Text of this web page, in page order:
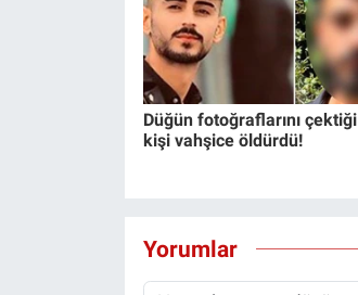
Düğün fotoğraflarını çektiği
kişi vahşice öldürdü!
Yorumlar